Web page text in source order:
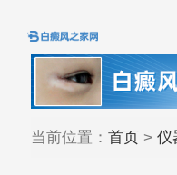
当前位置： 首页> 仪